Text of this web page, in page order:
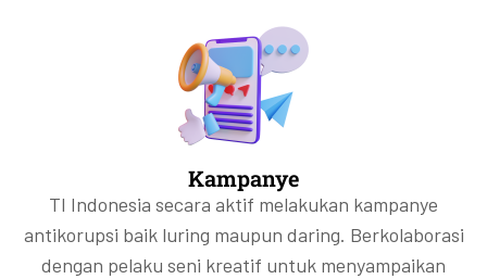
Kampanye
TI Indonesia secara aktif melakukan kampanye
antikorupsi baik luring maupun daring. Berkolaborasi
dengan pelaku seni kreatif untuk menyampaikan